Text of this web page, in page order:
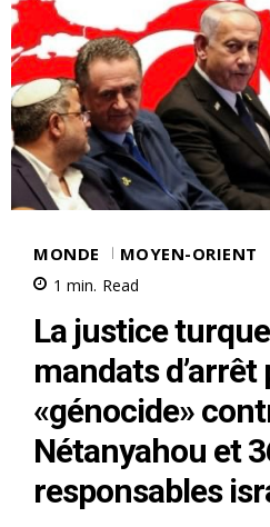
MONDE MOYEN-ORIENT
1 min. Read
La justice
mandats d’arrêt
«génocide»
Nétanyahou et
responsables